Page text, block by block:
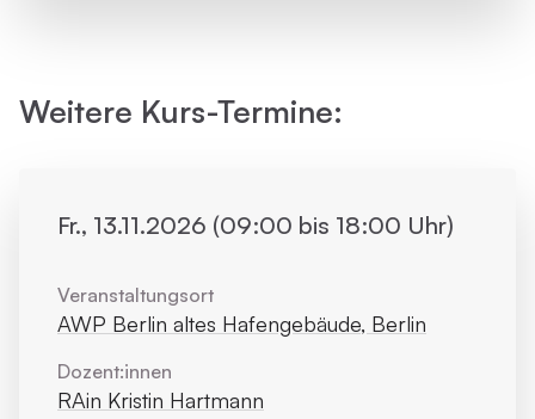
Weitere Kurs-Termine:
Fr., 13.11.2026 (09:00 bis 18:00 Uhr)
Veranstaltungsort
AWP Berlin altes Hafengebäude, Berlin
Dozent:innen
RAin Kristin Hartmann